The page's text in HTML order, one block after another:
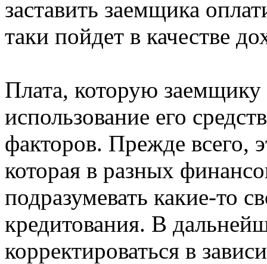
заставить заемщика
таки пойдет в качестве
Плата, которую заемщику
использование его
факторов. Прежде всего,
которая в разных
подразумевать какие-то
кредитования. В
корректироваться в